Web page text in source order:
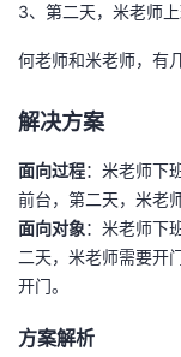
我
的
博
我
的
坛
我
圈
的
我
3、第二天，米老师上
何老师和米老师，有
解决方案
面向过程：米老师下
前台，第二天，米老
面向对象：米老师下
二天，米老师需要开
开门。
方案解析